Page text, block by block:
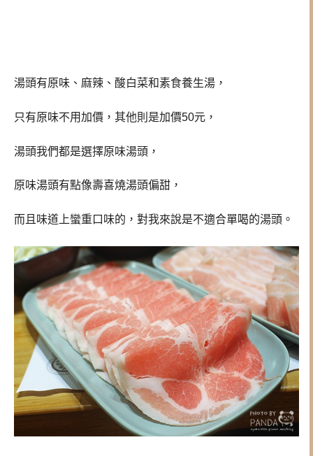
湯頭有原味、麻辣、酸白菜和素食養生湯，
只有原味不用加價，其他則是加價50元，
湯頭我們都是選擇原味湯頭，
原味湯頭有點像壽喜燒湯頭偏甜，
而且味道上蠻重口味的，對我來說是不適合單喝的湯頭。